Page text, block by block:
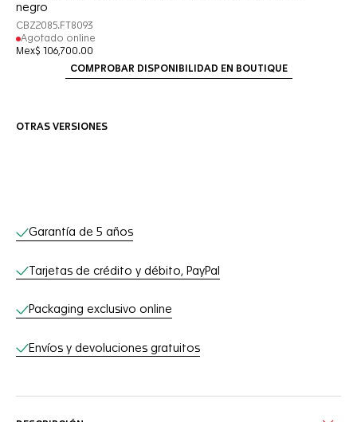
negro
CBZ2085.FT8093
Agotado online
Mex$ 106,700.00
COMPROBAR DISPONIBILIDAD EN BOUTIQUE
OTRAS VERSIONES
Servicios online
Garantía de 5 años
Tarjetas de crédito y débito, PayPal
Packaging exclusivo online
Envíos y devoluciones gratuitos